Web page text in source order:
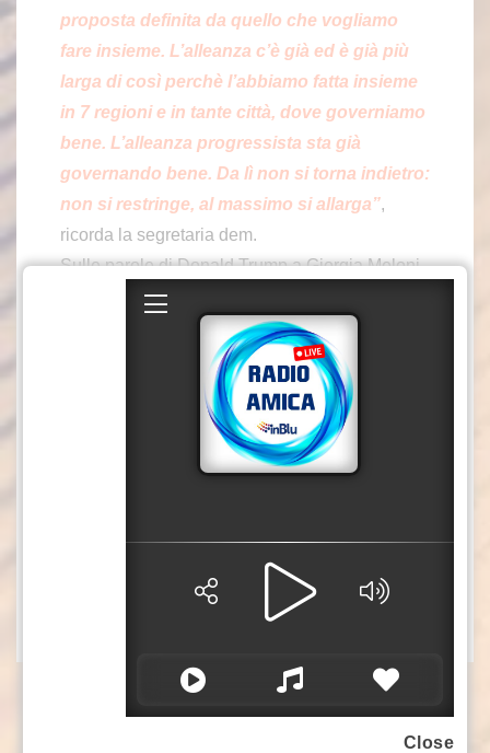
proposta definita da quello che vogliamo
fare insieme. L’alleanza c’è già ed è già più
larga di così perchè l’abbiamo fatta insieme
in 7 regioni e in tante città, dove governiamo
bene. L’alleanza progressista sta già
governando bene. Da lì non si torna indietro:
non si restringe, al massimo si allarga”,
ricorda la segretaria dem.
Sulle parole di Donald Trump a Giorgia Meloni,
“non possiamo accettare minacce o insulti
da parte di capi di governo stranieri. Ma da
quando si è insediato Trump c’è stato un
atteggiamento molto schiacciato di questo
governo verso l’amministrazione Usa,
avevano promesso di fare da ponte ma
questo ponte è crollato, il punto è che il
fino in fondo l’Ue”.
Close